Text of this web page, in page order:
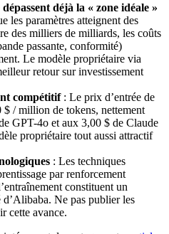
déjà la « zone idéale »
les paramètres atteignent des
des milliers de milliards, les coûts
passante, conformité)
Le modèle propriétaire via
retour sur investissement
compétitif: Le prix d’entrée de
/ million de tokens, nettement
GPT-4o et aux 3,00 $ de Claude
propriétaire tout aussi attractif
: Les techniques
par renforcement
constituent un
Ne pas publier les
cette avance.